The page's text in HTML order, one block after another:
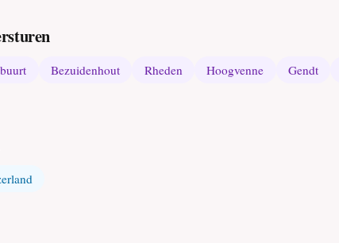
Bezuidenhout Rheden Hoogvenne Gendt